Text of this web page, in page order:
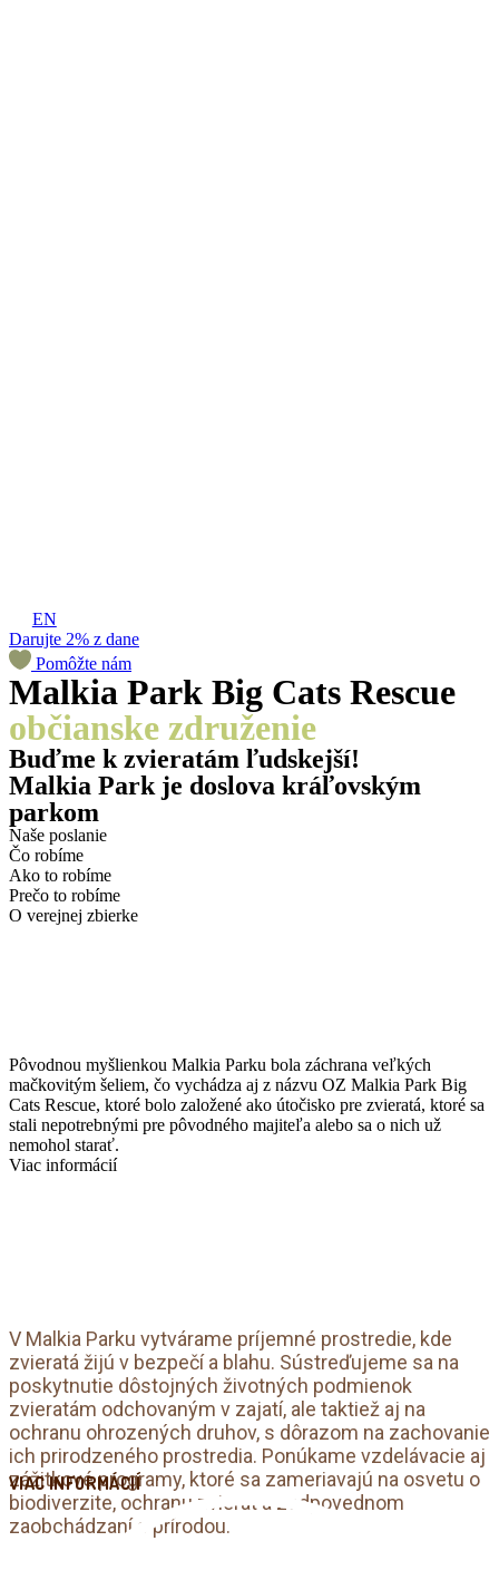
EN
Darujte 2% z dane
Pomôžte nám
Malkia Park Big Cats Rescue
občianske združenie
Buďme k zvieratám ľudskejší!
Malkia Park je doslova kráľovským
parkom
Naše poslanie
Čo robíme
Ako to robíme
Prečo to robíme
O verejnej zbierke
Pôvodnou myšlienkou Malkia Parku bola záchrana veľkých
mačkovitým šeliem, čo vychádza aj z názvu OZ Malkia Park Big
Cats Rescue, ktoré bolo založené ako útočisko pre zvieratá, ktoré sa
stali nepotrebnými pre pôvodného majiteľa alebo sa o nich už
nemohol starať.
Viac informácií
V Malkia Parku vytvárame príjemné prostredie, kde
zvieratá žijú v bezpečí a blahu. Sústreďujeme sa na
poskytnutie dôstojných životných podmienok
zvieratám odchovaným v zajatí, ale taktiež aj na
ochranu ohrozených druhov, s dôrazom na zachovanie
ich prirodzeného prostredia. Ponúkame vzdelávacie aj
zážitkové programy, ktoré sa zameriavajú na osvetu o
biodiverzite, ochranu zvierat a zodpovednom
zaobchádzaní s prírodou.
VIAC INFORMÁCIÍ